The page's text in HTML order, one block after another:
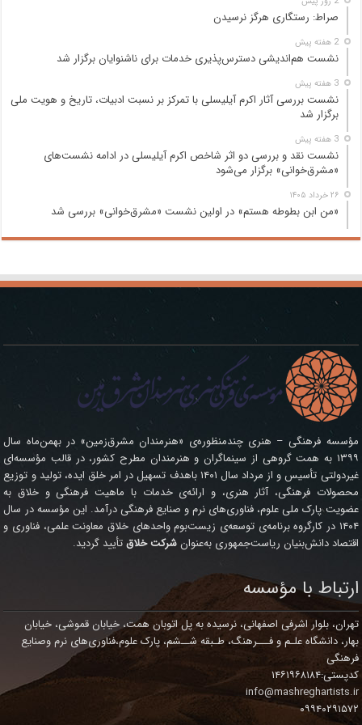
صراط: رستگاری هرگز نرسیدن
2 هفته پیش
نشست هم‌اندیشی دسترس‌پذیری خدمات برای ناشنوایان برگزار شد
3 هفته پیش
نشست بررسی آثار اکرم آیلیسلی با تمرکز بر نسبت ادبیات، تاریخ و هویت ملی
برگزار شد
3 هفته پیش
نشست نقد و بررسی دو اثر شاخص اکرم آیلیسلی در ادامه نشست‌های
«مشرق‌خوانی» برگزار می‌شود
۲۶ خرداد ۱۴۰۵
«من ابن بطوطه هستم» در اولین نشست «مشرق‌خوانی» بررسی شد
مؤسسه فرهنگی – هنری چندمنظوره‌ی «هنرمندان مشرق‌زمین» در بهمن‌ماه سال
۱۳۹۹ به همت گروهی از سینماگران و هنرمندان مطرح کشور، در قالب مؤسسه‌ای
غیردولتی تأسیس و از مرداد سال ۱۴۰۱ باهدف تسهیل در امر خلق ایده، تولید و توزیع
محصولات فرهنگی، آثار هنری، و ارائه‌ی خدمات با ماهیت فرهنگی و خلاق به
عضویت پارک ملی علوم، فناوری‌های نرم و صنایع فرهنگی درآمد. این مؤسسه در سال
۱۴۰۴ در کارگروه برنامه‌ی توسعه‌ی زیست‌بوم واحدهای خلاق معاونت علمی، فناوری و
اقتصاد دانش‌بنیان ریاست‌جمهوری به‌عنوانشرکت خلاقتأیید گردید.
ارتباط با مؤسسه
تهران، بلوار اشرفی اصفهانی، نرسیده به پل اتوبان همت، خیابان قموشی، خیابان
بهار، دانشگاه علـم و فـــرهنگ، طـبقه شــشم، پارک علوم،فناوری‌های نرم وصنایع
فرهنگی
کدپستی:۱۴۶۱۹۶۸۱۸۴
info@mashreghartists.ir
۰۹۹۴۰۲۹۱۵۷۲